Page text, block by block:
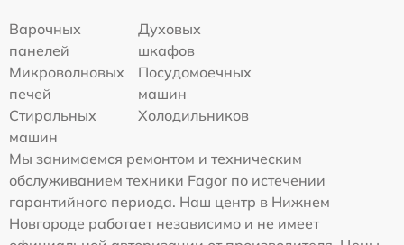
Варочных
панелей
Духовых
шкафов
Микроволновых
печей
Посудомоечных
машин
Стиральных
машин
Холодильников
Мы занимаемся ремонтом и техническим
обслуживанием техники Fagor по истечении
гарантийного периода. Наш центр в Нижнем
Новгороде работает независимо и не имеет